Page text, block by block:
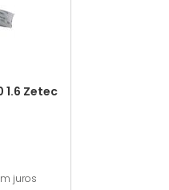
1.6 Zetec
juros